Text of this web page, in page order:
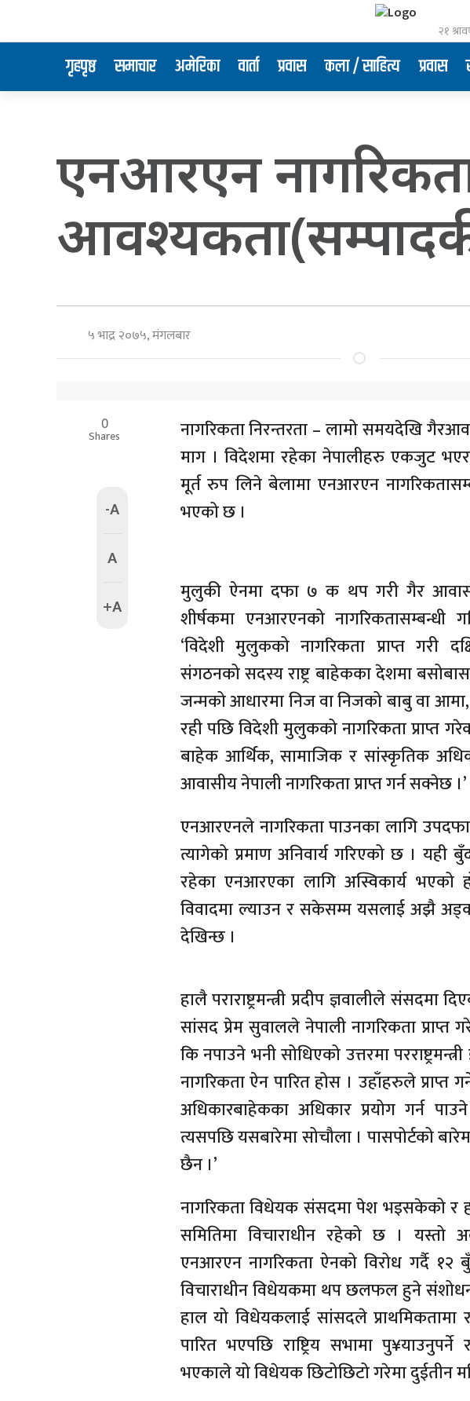
२१
गृहपृष्ठ समाचार अमेरिका वार्ता प्रवास कला / साहित्य प्रवास
एनआरएन
५ भाद्र २०७५, मंगलबार
0
Shares
-A
A
+A
नागरिकता निरन्तरता – लामो समयदेखि
माग । विदेशमा रहेका नेपालीहरु एकजुट
मूर्त रुप लिने बेलामा एनआरएन
भएको छ ।
मुलुकी ऐनमा दफा ७ क थप गरी गैर
शीर्षकमा एनआरएनको नागरिकतासम्बन्धी
‘विदेशी मुलुकको नागरिकता प्राप्त गरी
संगठनको सदस्य राष्ट्र बाहेकका देशमा
जन्मको आधारमा निज वा निजको बाबु वा
रही पछि विदेशी मुलुकको नागरिकता प्राप्त
बाहेक आर्थिक, सामाजिक र सांस्कृतिक
आवासीय नेपाली नागरिकता प्राप्त गर्न सक्नेछ ।’
एनआरएनले नागरिकता पाउनका लागि
त्यागेको प्रमाण अनिवार्य गरिएको छ । यही
रहेका एनआरएका लागि अस्विकार्य भएको
विवादमा ल्याउन र सकेसम्म यसलाई अझै
देखिन्छ ।
हालै पराराष्ट्रमन्त्री प्रदीप ज्ञवालीले संसदमा
सांसद प्रेम सुवालले नेपाली नागरिकता प्राप्त
कि नपाउने भनी सोधिएको उत्तरमा
नागरिकता ऐन पारित होस । उहाँहरुले प्राप्त
अधिकारबाहेकका अधिकार प्रयोग गर्न
त्यसपछि यसबारेमा सोचौला । पासपोर्टको
छैन ।’
नागरिकता विधेयक संसदमा पेश भइसकेको र
समितिमा विचाराधीन रहेको छ । यस्तो
एनआरएन नागरिकता ऐनको विरोध गर्दै १२
विचाराधीन विधेयकमा थप छलफल हुने
हाल यो विधेयकलाई सांसदले प्राथमिकतामा
पारित भएपछि राष्ट्रिय सभामा पु¥याउनुपर्ने
भएकाले यो विधेयक छिटोछिटो गरेमा दुईतीन